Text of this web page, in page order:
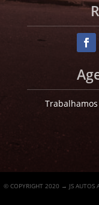
© COPYRIGHT 2020 → JS AUTOS